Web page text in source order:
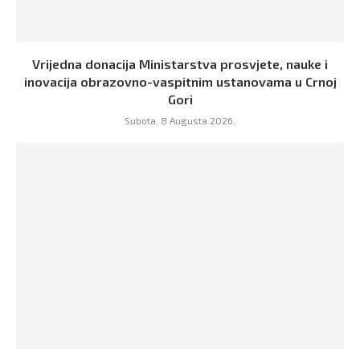
Vrijedna donacija Ministarstva prosvjete, nauke i
inovacija obrazovno-vaspitnim ustanovama u Crnoj
Gori
Subota, 8 Augusta 2026,